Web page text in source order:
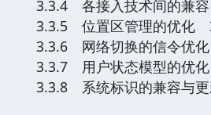
3.3.4 各接入技术间的兼
3.3.5 位置区管理的优化
3.3.6 网络切换的信令优
3.3.7 用户状态模型的优
3.3.8 系统标识的兼容与